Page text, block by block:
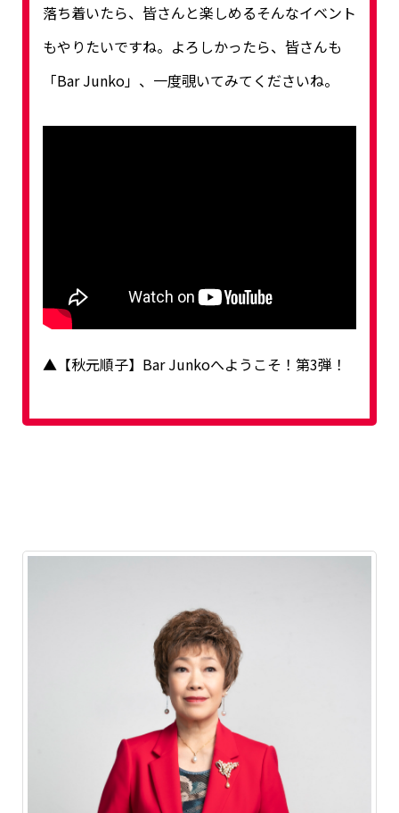
落ち着いたら、皆さんと楽しめるそんなイベント
もやりたいですね。よろしかったら、皆さんも
「Bar Junko」、一度覗いてみてくださいね。
▲【秋元順子】Bar Junkoへようこそ！第3弾！